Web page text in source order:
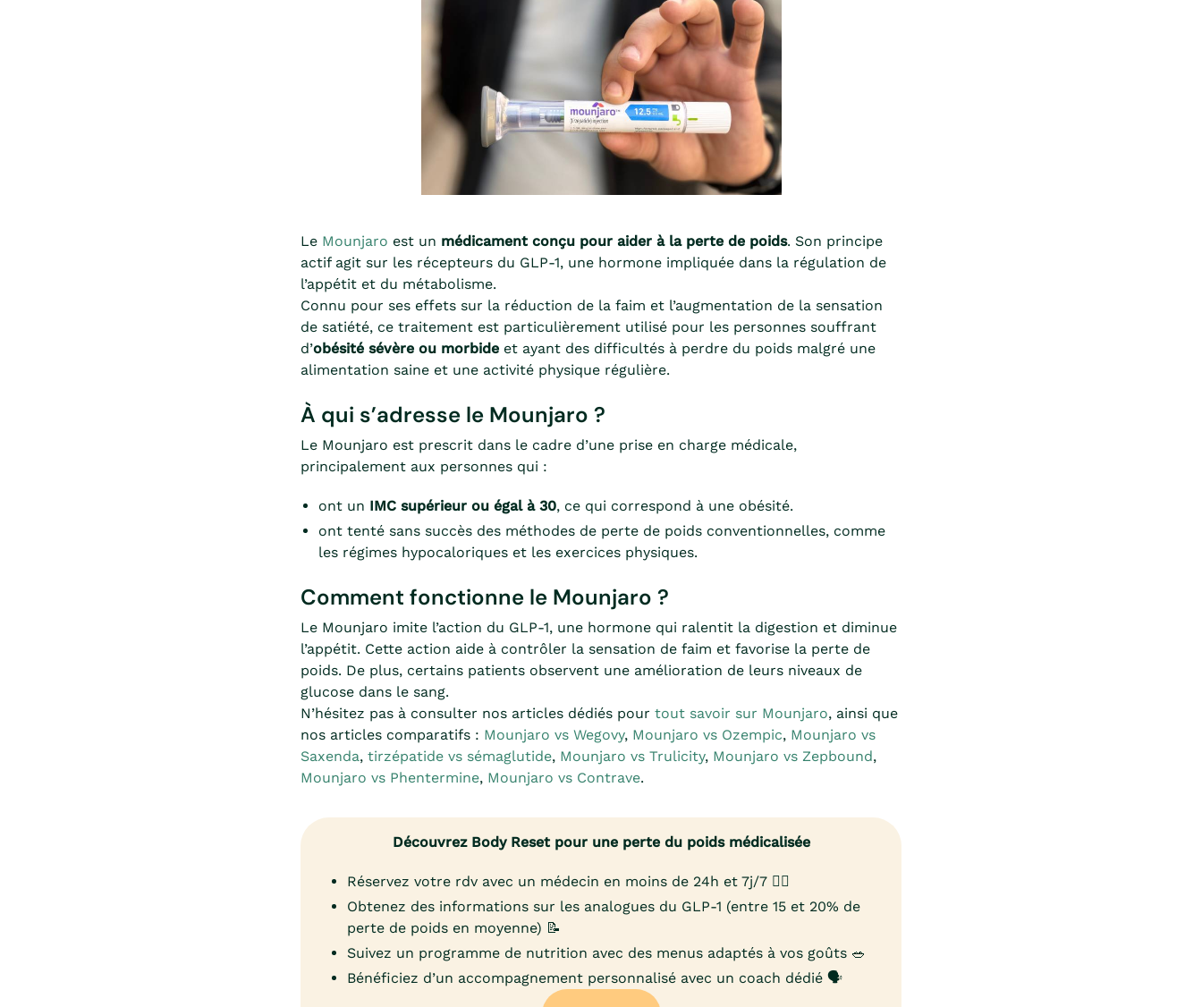
Le Mounjaro est un médicament conçu pour aider à la perte de poids. Son principe
actif agit sur les récepteurs du GLP-1, une hormone impliquée dans la régulation de
l’appétit et du métabolisme.
Connu pour ses effets sur la réduction de la faim et l’augmentation de la sensation
de satiété, ce traitement est particulièrement utilisé pour les personnes souffrant
d’obésité sévère ou morbide et ayant des difficultés à perdre du poids malgré une
alimentation saine et une activité physique régulière.
À qui s’adresse le Mounjaro ?
Le Mounjaro est prescrit dans le cadre d’une prise en charge médicale,
principalement aux personnes qui :
ont un IMC supérieur ou égal à 30, ce qui correspond à une obésité.
ont tenté sans succès des méthodes de perte de poids conventionnelles, comme
les régimes hypocaloriques et les exercices physiques.
Comment fonctionne le Mounjaro ?
Le Mounjaro imite l’action du GLP-1, une hormone qui ralentit la digestion et diminue
l’appétit. Cette action aide à contrôler la sensation de faim et favorise la perte de
poids. De plus, certains patients observent une amélioration de leurs niveaux de
glucose dans le sang.
N’hésitez pas à consulter nos articles dédiés pour tout savoir sur Mounjaro, ainsi que
nos articles comparatifs : Mounjaro vs Wegovy, Mounjaro vs Ozempic, Mounjaro vs
Saxenda, tirzépatide vs sémaglutide, Mounjaro vs Trulicity, Mounjaro vs Zepbound,
Mounjaro vs Phentermine, Mounjaro vs Contrave.
Découvrez Body Reset pour une perte du poids médicalisée
Réservez votre rdv avec un médecin en moins de 24h et 7j/7 👨‍⚕️
Obtenez des informations sur les analogues du GLP-1 (entre 15 et 20% de
perte de poids en moyenne) 📝
Suivez un programme de nutrition avec des menus adaptés à vos goûts 🥗
Bénéficiez d’un accompagnement personnalisé avec un coach dédié 🗣️